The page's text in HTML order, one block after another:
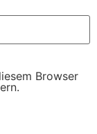
Browser